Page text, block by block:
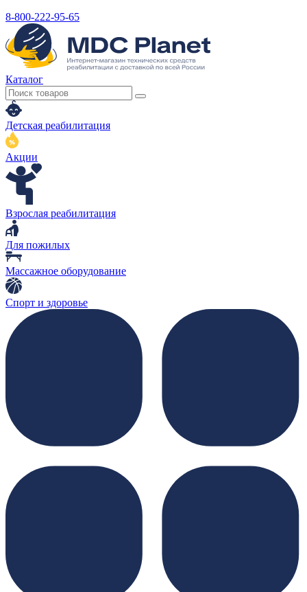
8-800-222-95-65
Каталог
Детская реабилитация
Акции
Взрослая реабилитация
Для пожилых
Массажное оборудование
Спорт и здоровье